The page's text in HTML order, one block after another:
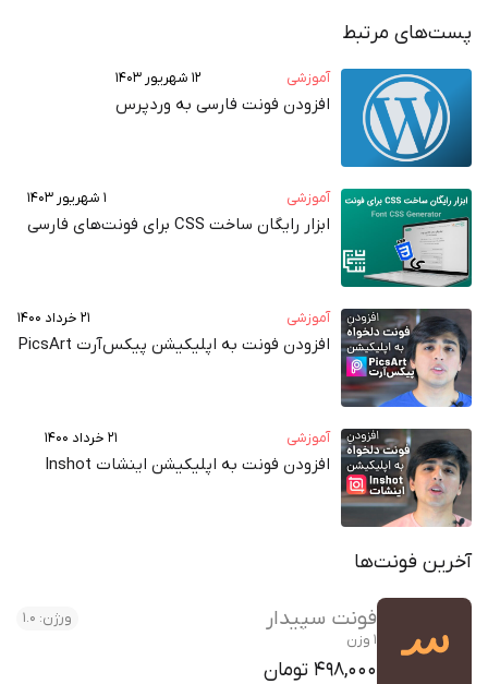
مرتبط
آموزشی
افزودن فونت فارسی به وردپرس
آموزشی
ابزار رایگان ساخت CSS برای فونت‌های فارسی
آموزشی
افزودن فونت به اپلیکیشن پیکس‌آرت PicsArt
آموزشی
افزودن فونت به اپلیکیشن اینشات Inshot
فونت‌ها
فونت سپیدار
1 وزن
498,000 تومان